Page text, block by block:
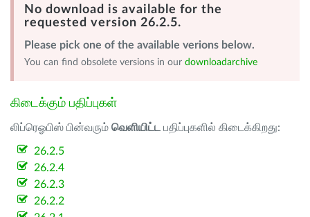
No download is available for the
requested version 26.2.5.
Please pick one of the available verions below.
You can find obsolete versions in our downloadarchive
கிடைக்கும் பதிப்புகள்
லிப்ரெஓபிஸ் பின்வரும் வெளியிட்ட பதிப்புகளில் கிடைக்கிறது:
26.2.5
26.2.4
26.2.3
26.2.2